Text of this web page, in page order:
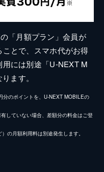
「月額プラン」会員が
とで、スマホ代がお得
には別途「U-NEXT M
ます。
のポイントを、U-NEXT MOBILEの
していない場合、差額分の料金はご登
の月額利用料は別途発生します。